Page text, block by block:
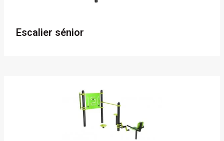
Escalier sénior